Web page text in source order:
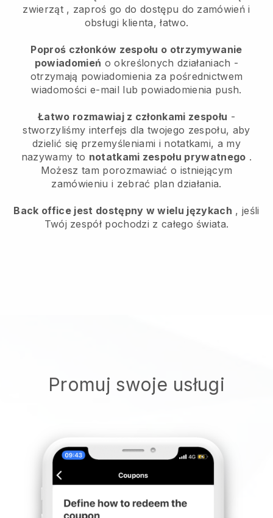
zwierząt, zaproś go do dostępu do zamówień i
obsługi klienta, łatwo.
Poproś członków zespołu o otrzymywanie
powiadomień o określonych działaniach -
otrzymają powiadomienia za pośrednictwem
wiadomości e-mail lub powiadomienia push.
Łatwo rozmawiaj z członkami zespołu -
stworzyliśmy interfejs dla twojego zespołu, aby
dzielić się przemyśleniami i notatkami, a my
nazywamy to notatkami zespołu prywatnego .
Możesz tam porozmawiać o istniejącym
zamówieniu i zebrać plan działania.
Back office jest dostępny w wielu językach , jeśli
Twój zespół pochodzi z całego świata.
Promuj swoje usługi